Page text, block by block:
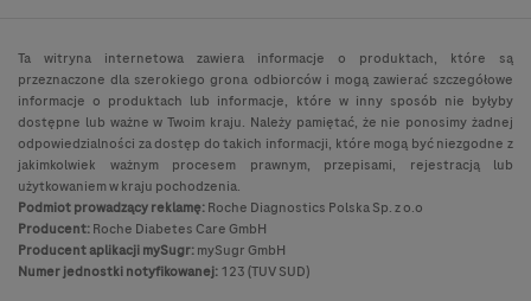
Ta witryna internetowa zawiera informacje o produktach, które są
przeznaczone dla szerokiego grona odbiorców i mogą zawierać szczegółowe
informacje o produktach lub informacje, które w inny sposób nie byłyby
dostępne lub ważne w Twoim kraju. Należy pamiętać, że nie ponosimy żadnej
odpowiedzialności za dostęp do takich informacji, które mogą być niezgodne z
jakimkolwiek ważnym procesem prawnym, przepisami, rejestracją lub
użytkowaniem w kraju pochodzenia.
Podmiot prowadzący reklamę:Roche Diagnostics Polska Sp. z o.o
Producent:Roche Diabetes Care GmbH
Producent aplikacji mySugr:mySugr GmbH
Numer jednostki notyfikowanej:123 (TUV SUD)